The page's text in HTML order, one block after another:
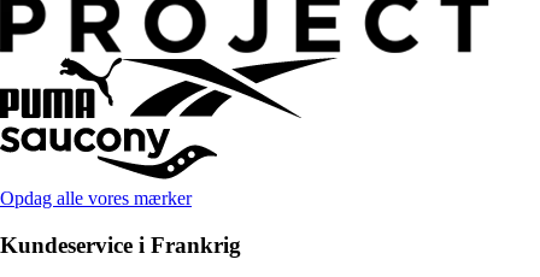
Opdag alle vores mærker
Kundeservice i Frankrig